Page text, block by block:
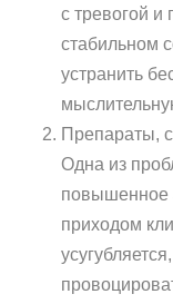
с тревогой
стабильном
устранить
Препараты,
Одна из
повышенное
приходом